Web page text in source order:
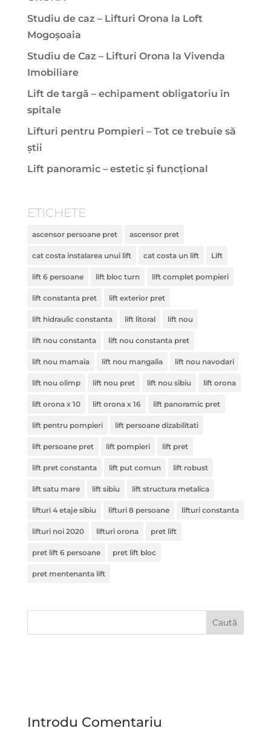
Studiu de caz – Lifturi Orona la Loft
Mogoșoaia
Studiu de Caz – Lifturi Orona la Vivenda
Imobiliare
Lift de targă – echipament obligatoriu în
spitale
Lifturi pentru Pompieri – Tot ce trebuie să
știi
Lift panoramic – estetic și funcțional
ETICHETE
ascensor persoane pret ascensor pret
cat costa instalarea unui lift cat costa un lift Lift
lift 6 persoane lift bloc turn lift complet pompieri
lift constanta pret lift exterior pret
lift hidraulic constanta lift litoral lift nou
lift nou constanta lift nou constanta pret
lift nou mamaia lift nou mangalia lift nou navodari
lift nou olimp lift nou pret lift nou sibiu lift orona
lift orona x 10 lift orona x 16 lift panoramic pret
lift pentru pompieri lift persoane dizabilitati
lift persoane pret lift pompieri lift pret
lift pret constanta lift put comun lift robust
lift satu mare lift sibiu lift structura metalica
lifturi 4 etaje sibiu lifturi 8 persoane lifturi constanta
lifturi noi 2020 lifturi orona pret lift
pret lift 6 persoane pret lift bloc
pret mentenanta lift
Introdu Comentariu